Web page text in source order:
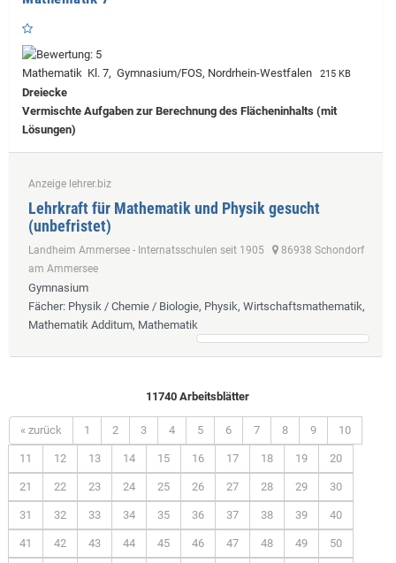
Mathematik Kl. 7, Gymnasium/FOS, Nordrhein-Westfalen 215 KB
Dreiecke
Vermischte Aufgaben zur Berechnung des Flächeninhalts (mit
Lösungen)
Anzeige lehrer.biz
Lehrkraft für Mathematik und Physik gesucht
(unbefristet)
Landheim Ammersee - Internatsschulen seit 1905
86938 Schondorf
am Ammersee
Gymnasium
Fächer: Physik / Chemie / Biologie, Physik, Wirtschaftsmathematik,
Mathematik Additum, Mathematik
11740 Arbeitsblätter
« zurück 1 2 3 4 5 6 7 8 9 10
11 12 13 14 15 16 17 18 19 20
21 22 23 24 25 26 27 28 29 30
31 32 33 34 35 36 37 38 39 40
41 42 43 44 45 46 47 48 49 50